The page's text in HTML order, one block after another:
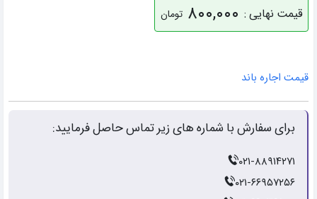
قیمت نهایی : ۸۰۰,۰۰۰ تومان
قیمت اجاره باند
برای سفارش با شماره های زیر تماس حاصل فرمایید:
۰۲۱-۸۸۹۱۴۲۷۱
۰۲۱-۶۶۹۵۷۲۵۶